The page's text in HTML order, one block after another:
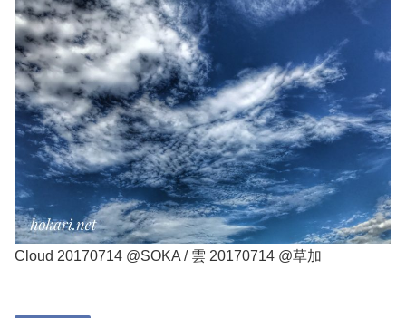
Cloud 20170714 @SOKA / 雲 20170714 @草加